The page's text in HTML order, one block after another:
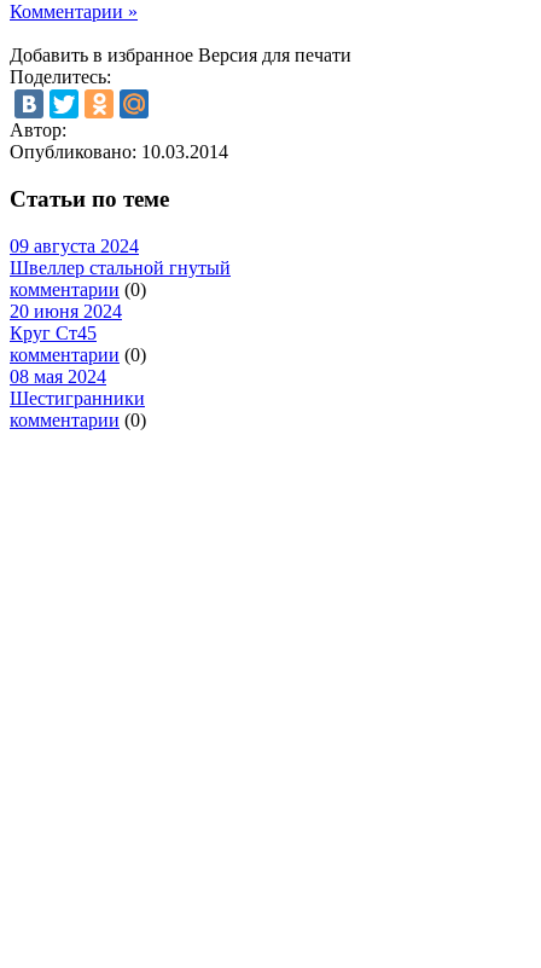
Комментарии »
Добавить в избранное Версия для печати
Поделитесь:
Автор:
Опубликовано: 10.03.2014
Статьи по теме
09 августа 2024
Швеллер стальной гнутый
комментарии (0)
20 июня 2024
Круг Ст45
комментарии (0)
08 мая 2024
Шестигранники
комментарии (0)